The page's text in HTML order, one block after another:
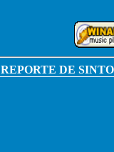
REPORTE DE